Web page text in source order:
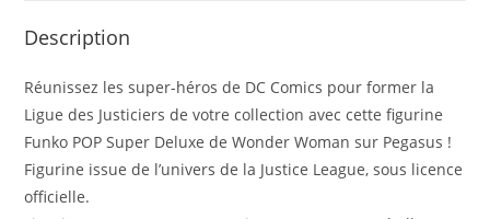
Description
Réunissez les super-héros de DC Comics pour former la
Ligue des Justiciers de votre collection avec cette figurine
Funko POP Super Deluxe de Wonder Woman sur Pegasus !
Figurine issue de l’univers de la Justice League, sous licence
officielle.